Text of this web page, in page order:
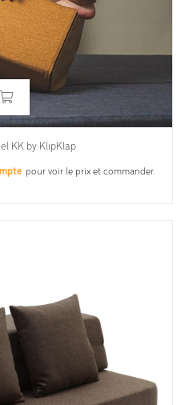
KK by KlipKlap
pour voir le prix et commander.